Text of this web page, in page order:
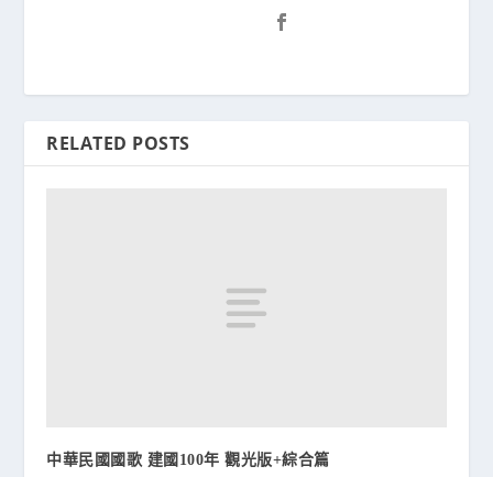
RELATED POSTS
中華民國國歌 建國100年 觀光版+綜合篇